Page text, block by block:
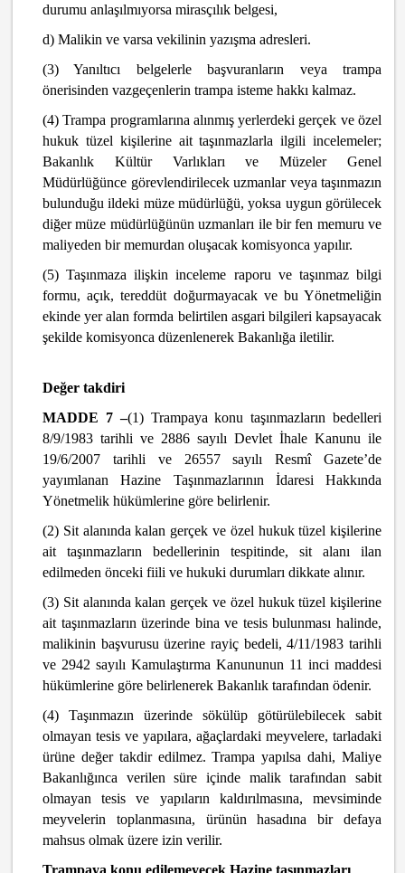
durumu anlaşılmıyorsa mirasçılık belgesi,
d) Malikin ve varsa vekilinin yazışma adresleri.
(3) Yanıltıcı belgelerle başvuranların veya trampa
önerisinden vazgeçenlerin trampa isteme hakkı kalmaz.
(4) Trampa programlarına alınmış yerlerdeki gerçek ve özel
hukuk tüzel kişilerine ait taşınmazlarla ilgili incelemeler;
Bakanlık Kültür Varlıkları ve Müzeler Genel
Müdürlüğünce görevlendirilecek uzmanlar veya taşınmazın
bulunduğu ildeki müze müdürlüğü, yoksa uygun görülecek
diğer müze müdürlüğünün uzmanları ile bir fen memuru ve
maliyeden bir memurdan oluşacak komisyonca yapılır.
(5) Taşınmaza ilişkin inceleme raporu ve taşınmaz bilgi
formu, açık, tereddüt doğurmayacak ve bu Yönetmeliğin
ekinde yer alan formda belirtilen asgari bilgileri kapsayacak
şekilde komisyonca düzenlenerek Bakanlığa iletilir.
Değer takdiri
MADDE 7 –(1) Trampaya konu taşınmazların bedelleri
8/9/1983 tarihli ve 2886 sayılı Devlet İhale Kanunu ile
19/6/2007 tarihli ve 26557 sayılı Resmî Gazete’de
yayımlanan Hazine Taşınmazlarının İdaresi Hakkında
Yönetmelik hükümlerine göre belirlenir.
(2) Sit alanında kalan gerçek ve özel hukuk tüzel kişilerine
ait taşınmazların bedellerinin tespitinde, sit alanı ilan
edilmeden önceki fiili ve hukuki durumları dikkate alınır.
(3) Sit alanında kalan gerçek ve özel hukuk tüzel kişilerine
ait taşınmazların üzerinde bina ve tesis bulunması halinde,
malikinin başvurusu üzerine rayiç bedeli, 4/11/1983 tarihli
ve 2942 sayılı Kamulaştırma Kanununun 11 inci maddesi
hükümlerine göre belirlenerek Bakanlık tarafından ödenir.
(4) Taşınmazın üzerinde sökülüp götürülebilecek sabit
olmayan tesis ve yapılara, ağaçlardaki meyvelere, tarladaki
ürüne değer takdir edilmez. Trampa yapılsa dahi, Maliye
Bakanlığınca verilen süre içinde malik tarafından sabit
olmayan tesis ve yapıların kaldırılmasına, mevsiminde
meyvelerin toplanmasına, ürünün hasadına bir defaya
mahsus olmak üzere izin verilir.
Trampaya konu edilemeyecek Hazine taşınmazları